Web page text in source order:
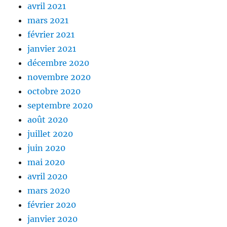
avril 2021
mars 2021
février 2021
janvier 2021
décembre 2020
novembre 2020
octobre 2020
septembre 2020
août 2020
juillet 2020
juin 2020
mai 2020
avril 2020
mars 2020
février 2020
janvier 2020